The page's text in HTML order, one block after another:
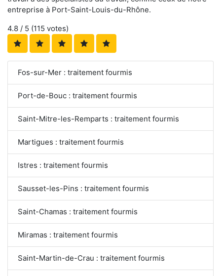
entreprise à Port-Saint-Louis-du-Rhône.
4.8 / 5 (115 votes)
Fos-sur-Mer : traitement fourmis
Port-de-Bouc : traitement fourmis
Saint-Mitre-les-Remparts : traitement fourmis
Martigues : traitement fourmis
Istres : traitement fourmis
Sausset-les-Pins : traitement fourmis
Saint-Chamas : traitement fourmis
Miramas : traitement fourmis
Saint-Martin-de-Crau : traitement fourmis